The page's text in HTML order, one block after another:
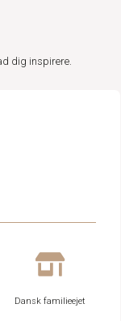
dig inspirere.
Dansk familieejet